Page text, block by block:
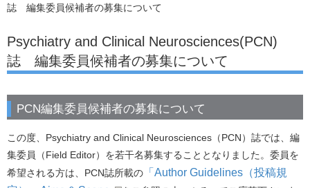
誌 編集委員候補者の募集について
Psychiatry and Clinical Neurosciences(PCN)
誌 編集委員候補者の募集について
PCN編集委員候補者の募集について
この度、Psychiatry and Clinical Neurosciences（PCN）誌では、編
集委員（Field Editor）を若干名募集することとなりました。委員を
希望される方は、PCN誌所載の 「Author Guidelines（投稿規